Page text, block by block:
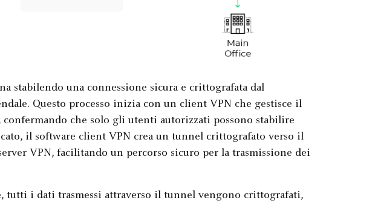
stabilendo una connessione sicura e crittografata dal
Questo processo inizia con un client VPN che gestisce il
che solo gli utenti autorizzati possono stabilire
il software client VPN crea un tunnel crittografato verso il
VPN, facilitando un percorso sicuro per la trasmissione dei
tutti i dati trasmessi attraverso il tunnel vengono crittografati,